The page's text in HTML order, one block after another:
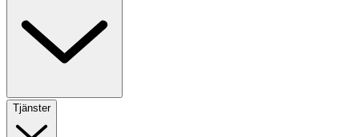
Tjänster